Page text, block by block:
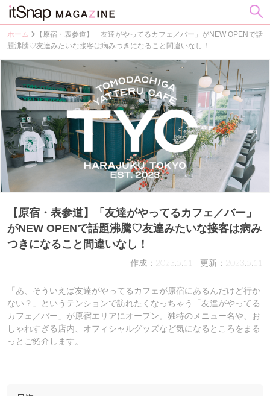
ホーム
【原宿・表参道】「友達がやってるカフェ／バー」がNEW OPENで話
題沸騰♡友達みたいな接客は病みつきになること間違いなし！
【原宿・表参道】「友達がやってるカフェ／バー」
がNEW OPENで話題沸騰♡友達みたいな接客は病み
つきになること間違いなし！
作成：2023.5.11 更新：2023.5.11
「あ、そういえば友達がやってるカフェが原宿にあるんだけど行か
ない？」というテンションで訪れたくなっちゃう「友達がやってる
カフェ／バー」が原宿エリアにオープン。独特のメニュー名や、お
しゃれすぎる店内、オフィシャルグッズなど気になるところをまる
っとご紹介します。